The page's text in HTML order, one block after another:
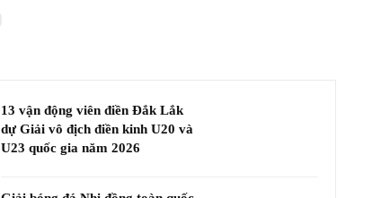
13 vận động viên điền Đắk Lắk
dự Giải vô địch điền kinh U20 và
U23 quốc gia năm 2026